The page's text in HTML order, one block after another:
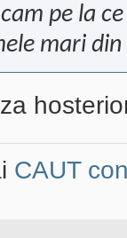
pe la
mari din
CAUT